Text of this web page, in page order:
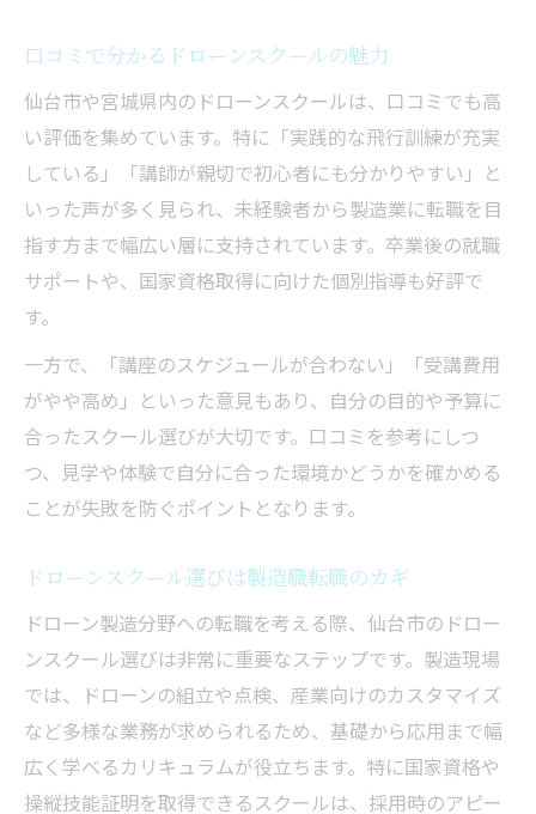
口コミで分かるドローンスクールの魅力
仙台市や宮城県内のドローンスクールは、口コミでも高
い評価を集めています。特に「実践的な飛行訓練が充実
している」「講師が親切で初心者にも分かりやすい」と
いった声が多く見られ、未経験者から製造業に転職を目
指す方まで幅広い層に支持されています。卒業後の就職
サポートや、国家資格取得に向けた個別指導も好評で
す。
一方で、「講座のスケジュールが合わない」「受講費用
がやや高め」といった意見もあり、自分の目的や予算に
合ったスクール選びが大切です。口コミを参考にしつ
つ、見学や体験で自分に合った環境かどうかを確かめる
ことが失敗を防ぐポイントとなります。
ドローンスクール選びは製造職転職のカギ
ドローン製造分野への転職を考える際、仙台市のドロー
ンスクール選びは非常に重要なステップです。製造現場
では、ドローンの組立や点検、産業向けのカスタマイズ
など多様な業務が求められるため、基礎から応用まで幅
広く学べるカリキュラムが役立ちます。特に国家資格や
操縦技能証明を取得できるスクールは、採用時のアピー